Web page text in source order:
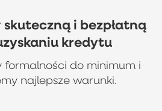
i bezpłatną
kredytu
formalności do minimum i
najlepsze warunki.